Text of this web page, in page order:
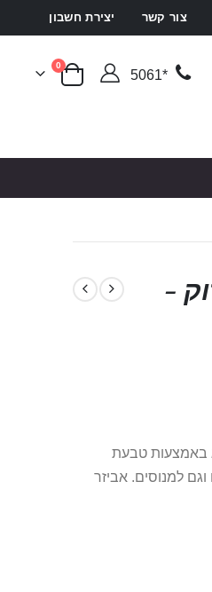
צור קשר יצירת חשבון
*5061
סל קניות
0פריטים
-
באמצעות טבעת
למנוסים. אביזר